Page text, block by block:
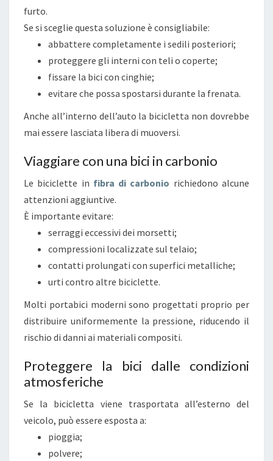
furto.
Se si sceglie questa soluzione è consigliabile:
abbattere completamente i sedili posteriori;
proteggere gli interni con teli o coperte;
fissare la bici con cinghie;
evitare che possa spostarsi durante la frenata.
Anche all’interno dell’auto la bicicletta non dovrebbe
mai essere lasciata libera di muoversi.
Viaggiare con una bici in carbonio
Le biciclette in fibra di carbonio richiedono alcune
attenzioni aggiuntive.
È importante evitare:
serraggi eccessivi dei morsetti;
compressioni localizzate sul telaio;
contatti prolungati con superfici metalliche;
urti contro altre biciclette.
Molti portabici moderni sono progettati proprio per
distribuire uniformemente la pressione, riducendo il
rischio di danni ai materiali compositi.
Proteggere la bici dalle condizioni
atmosferiche
Se la bicicletta viene trasportata all’esterno del
veicolo, può essere esposta a:
pioggia;
polvere;